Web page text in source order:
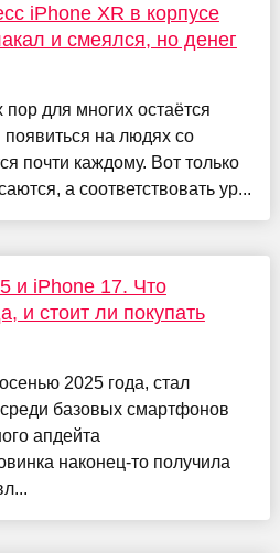
iPhone XR в корпусе
и смеялся, но денег
для многих остаётся
на людях со
почти каждому. Вот только
а соответствовать ур...
и iPhone 17. Что
и стоит ли покупать
2025 года, стал
базовых смартфонов
апдейта
наконец-то получила